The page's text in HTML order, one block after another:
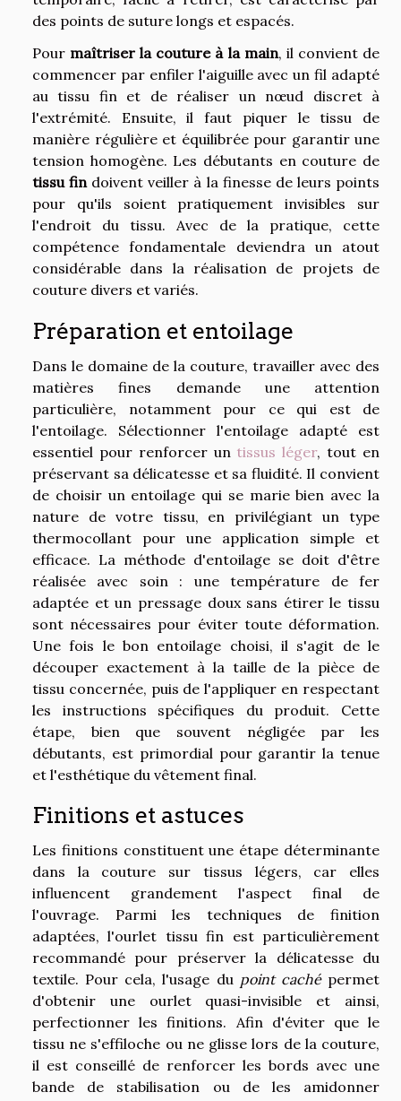
des points de suture longs et espacés.
Pour maîtriser la couture à la main, il convient de
commencer par enfiler l'aiguille avec un fil adapté
au tissu fin et de réaliser un nœud discret à
l'extrémité. Ensuite, il faut piquer le tissu de
manière régulière et équilibrée pour garantir une
tension homogène. Les débutants en couture de
tissu fin doivent veiller à la finesse de leurs points
pour qu'ils soient pratiquement invisibles sur
l'endroit du tissu. Avec de la pratique, cette
compétence fondamentale deviendra un atout
considérable dans la réalisation de projets de
couture divers et variés.
Préparation et entoilage
Dans le domaine de la couture, travailler avec des
matières fines demande une attention
particulière, notamment pour ce qui est de
l'entoilage. Sélectionner l'entoilage adapté est
essentiel pour renforcer un tissus léger, tout en
préservant sa délicatesse et sa fluidité. Il convient
de choisir un entoilage qui se marie bien avec la
nature de votre tissu, en privilégiant un type
thermocollant pour une application simple et
efficace. La méthode d'entoilage se doit d'être
réalisée avec soin : une température de fer
adaptée et un pressage doux sans étirer le tissu
sont nécessaires pour éviter toute déformation.
Une fois le bon entoilage choisi, il s'agit de le
découper exactement à la taille de la pièce de
tissu concernée, puis de l'appliquer en respectant
les instructions spécifiques du produit. Cette
étape, bien que souvent négligée par les
débutants, est primordial pour garantir la tenue
et l'esthétique du vêtement final.
Finitions et astuces
Les finitions constituent une étape déterminante
dans la couture sur tissus légers, car elles
influencent grandement l'aspect final de
l'ouvrage. Parmi les techniques de finition
adaptées, l'ourlet tissu fin est particulièrement
recommandé pour préserver la délicatesse du
textile. Pour cela, l'usage du point cachépermet
d'obtenir une ourlet quasi-invisible et ainsi,
perfectionner les finitions. Afin d'éviter que le
tissu ne s'effiloche ou ne glisse lors de la couture,
il est conseillé de renforcer les bords avec une
bande de stabilisation ou de les amidonner